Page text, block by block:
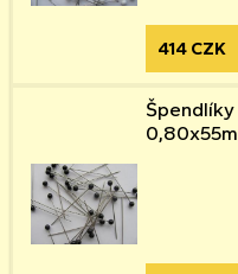
414 CZK